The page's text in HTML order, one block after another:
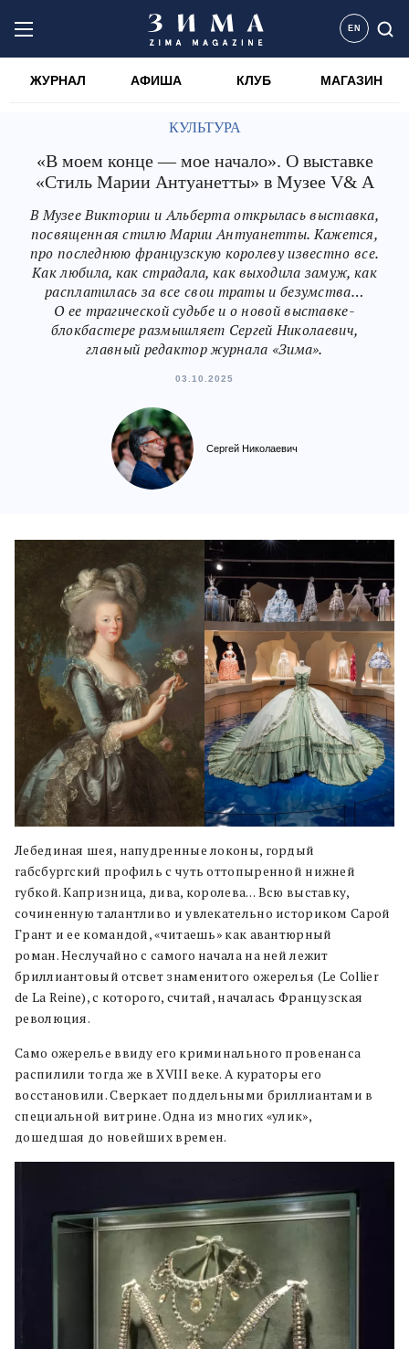
EN
ЖУРНАЛ АФИША КЛУБ МАГАЗИН
КУЛЬТУРА
«В моем конце — мое начало». О выставке
«Стиль Марии Антуанетты» в Музее V& A
В Музее Виктории и Альберта открылась выставка,
посвященная стилю Марии Антуанетты. Кажется,
про последнюю французскую королеву известно все.
Как любила, как страдала, как выходила замуж, как
расплатилась за все свои траты и безумства…
О ее трагической судьбе и о новой выставке-
блокбастере размышляет Сергей Николаевич,
главный редактор журнала «Зима».
03.10.2025
Сергей Николаевич
Лебединая шея, напудренные локоны, гордый
габсбургский профиль с чуть оттопыренной нижней
губкой. Капризница, дива, королева… Всю выставку,
сочиненную талантливо и увлекательно историком Сарой
Грант и ее командой, «читаешь» как авантюрный
роман. Неслучайно с самого начала на ней лежит
бриллиантовый отсвет знаменитого ожерелья (Le Collier
de La Reine), с которого, считай, началась Французская
революция.
Само ожерелье ввиду его криминального провенанса
распилили тогда же в XVIII веке. А кураторы его
восстановили. Сверкает поддельными бриллиантами в
специальной витрине. Одна из многих «улик»,
дошедшая до новейших времен.